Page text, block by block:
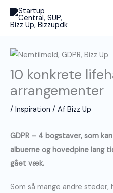
indholdet
10 konkrete
arrangementer
/ Inspiration / Af Bizz Up
GDPR – 4 bogstaver, som
albuerne og hovedpine
gået væk.
Som så mange andre